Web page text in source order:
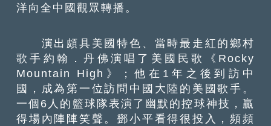
洋向全中國觀眾轉播。
演出頗具美國特色、當時最走紅的鄉村
歌手約翰．丹佛演唱了美國民歌《Rocky
Mountain High》；他在1年之後到訪中
國，成為第一位訪問中國大陸的美國歌手。
一個6人的籃球隊表演了幽默的控球神技，贏
得場內陣陣笑聲。鄧小平看得很投入，頻頻